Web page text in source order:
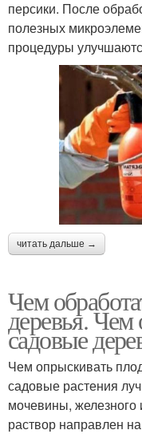
персики. После
полезных
процедуры
читать дальше →
Чем
деревья. Чем
садовые
Чем опрыскивать
садовые растения
мочевины,
раствор направлен